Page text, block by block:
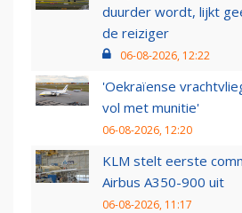
duurder wordt, lijkt
de reiziger
06-08-2026, 12:22
'Oekraïense
vol met munitie'
06-08-2026, 12:20
KLM stelt eerste
Airbus A350-900 uit
06-08-2026, 11:17